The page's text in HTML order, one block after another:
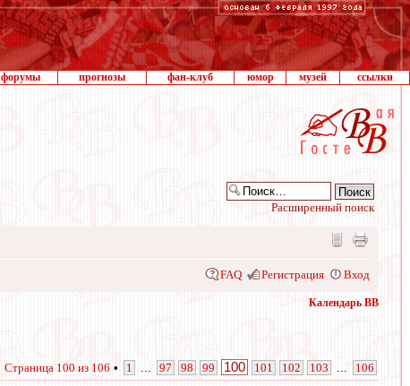
форумы прогнозы фан-клуб юмор музей ссылки
Расширенный поиск
FAQ Регистрация Вход
Календарь ВВ
Страница 100 из 106 • 1 97 98 99 100 101 102 103 106